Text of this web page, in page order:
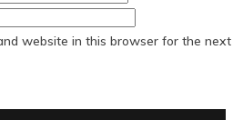
website in this browser for the next